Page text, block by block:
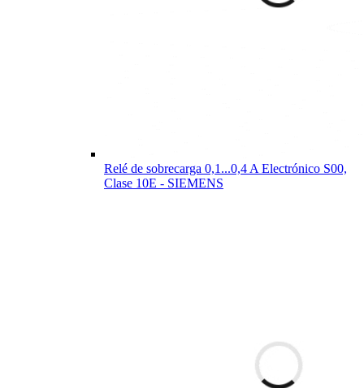
Relé de sobrecarga 0,1...0,4 A Electrónico S00,
Clase 10E - SIEMENS